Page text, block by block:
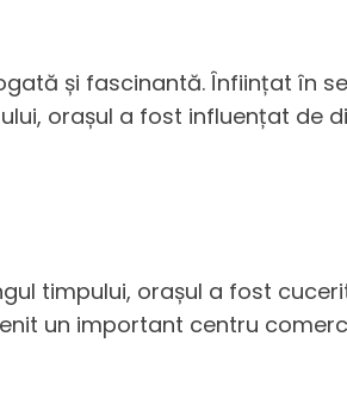
și fascinantă. Înființat în
orașul a fost influențat de
timpului, orașul a fost
un important centru